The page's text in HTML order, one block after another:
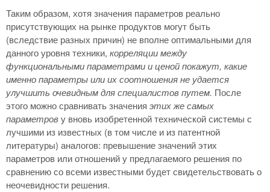
Таким образом, хотя значения параметров реально
присутствующих на рынке продуктов могут быть
(вследствие разных причин) не вполне оптимальными для
данного уровня техники, корреляции между
функциональными параметрами и ценой покажут, какие
именно параметры или их соотношения не удается
улучшить очевидным для специалистов путем. После
этого можно сравнивать значения этих же самых
параметрову вновь изобретенной технической системы с
лучшими из известных (в том числе и из патентной
литературы) аналогов: превышение значений этих
параметров или отношений у предлагаемого решения по
сравнению со всеми известными будет свидетельствовать о
неочевидности решения.